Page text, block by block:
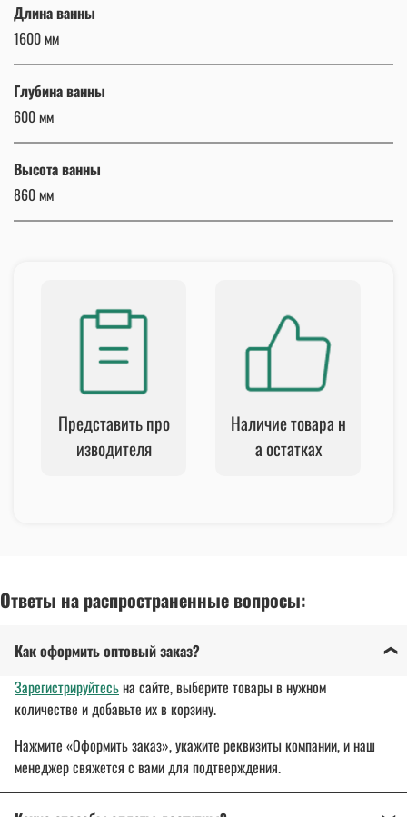
Длина ванны
1600 мм
Глубина ванны
600 мм
Высота ванны
860 мм
Представить про
изводителя
Наличие товара н
а остатках
Ответы на распространенные вопросы:
Как оформить оптовый заказ?
Зарегистрируйтесьна сайте, выберите товары в нужном
количестве и добавьте их в корзину.
Нажмите «Оформить заказ», укажите реквизиты компании, и наш
менеджер свяжется с вами для подтверждения.